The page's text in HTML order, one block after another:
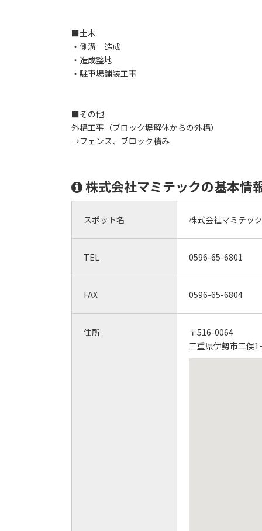
■土木
・側溝 造成
・造成整地
・駐車場舗装工事
■その他
外構工事（ブロック塀解体からの外構）
→フェンス、ブロック積み
株式会社マミテックの基本情
スポット名 株式会社マミテック
TEL 0596-65-6801
FAX 0596-65-6804
住所
〒516-0064
三重県伊勢市二俣